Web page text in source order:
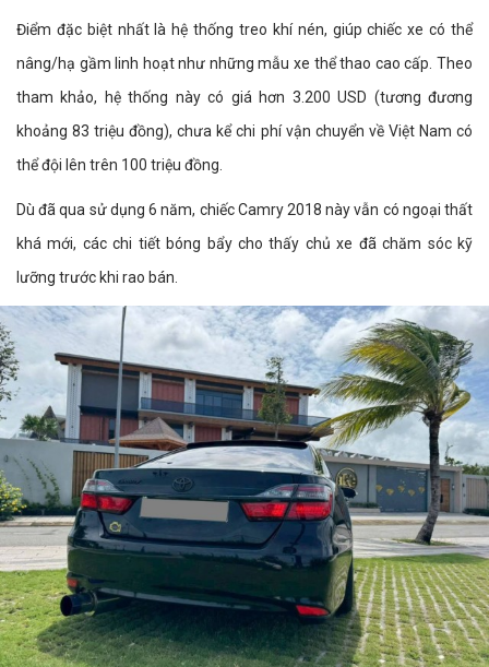
Điểm đặc biệt nhất là hệ thống treo khí nén, giúp chiếc xe có thể
nâng/hạ gầm linh hoạt như những mẫu xe thể thao cao cấp. Theo
tham khảo, hệ thống này có giá hơn 3.200 USD (tương đương
khoảng 83 triệu đồng), chưa kể chi phí vận chuyển về Việt Nam có
thể đội lên trên 100 triệu đồng.
Dù đã qua sử dụng 6 năm, chiếc Camry 2018 này vẫn có ngoại thất
khá mới, các chi tiết bóng bẩy cho thấy chủ xe đã chăm sóc kỹ
lưỡng trước khi rao bán.